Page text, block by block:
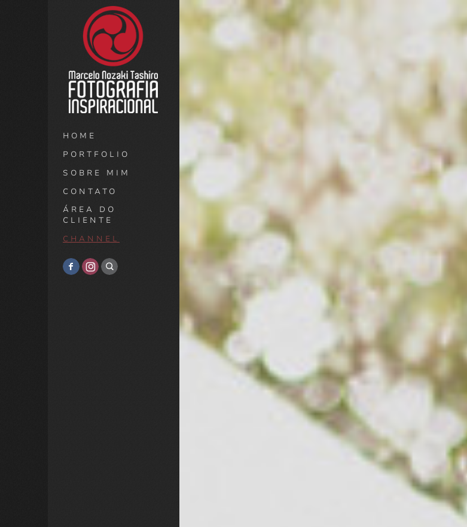
HOME
PORTFOLIO
SOBRE MIM
CONTATO
ÁREA DO
CLIENTE
CHANNEL